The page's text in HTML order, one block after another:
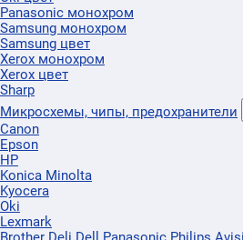
Panasonic монохром
Samsung монохром
Samsung цвет
Xerox монохром
Xerox цвет
Sharp
Микросхемы, чипы, предохранители
Canon
Epson
HP
Konica Minolta
Kyocera
Oki
Lexmark